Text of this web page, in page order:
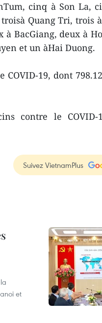
cinq à Son La,
Quang Tri, trois
à BacGiang, deux à
et un àHai Duong.
COVID-19, dont
contre le
Suivez VietnamPlus
et